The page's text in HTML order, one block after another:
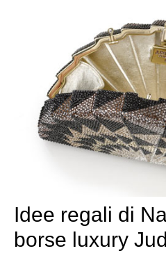
Idee regali di
borse luxury